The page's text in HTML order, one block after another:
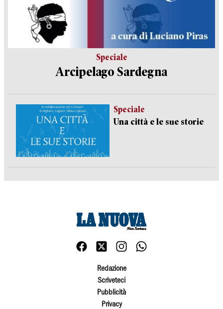
Speciale
Arcipelago Sardegna
Speciale
Una città e le sue storie
Redazione
Scriveteci
Pubblicità
Privacy